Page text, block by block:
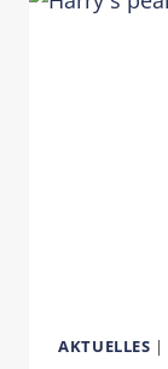
AKTUELLES |